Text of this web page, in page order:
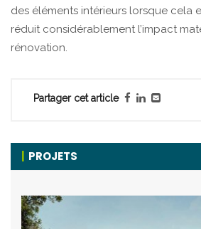
des éléments intérieurs lorsque cela
réduit considérablement l’impact
rénovation.
Partager cet article
PROJETS